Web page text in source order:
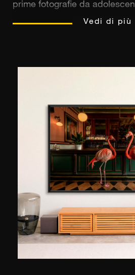
prime fotografie da
aveva scelto di non
appassiona e si cimenta
femminile con un certo
abbia ancora un lavoro
nell'industria portuale, la
una parte sempre più
ed è elencata nel Who's
Photographic Society of
di fare molto lavoro di post-
foto e gli piace essere
risultato finale è molto
che avevo in mente quando
Vedi di più